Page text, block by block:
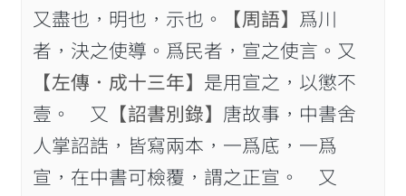
又盡也，明也，示也。
【周語】 爲川
者，決之使導。爲民者，宣之使言。又
【左傳．成十三年】 是用宣之，以懲不
壹。 又
【詔書別錄】 唐故事，中書舍
人掌詔誥，皆寫兩本，一爲底，一爲
宣，在中書可檢覆，謂之正宣。 又